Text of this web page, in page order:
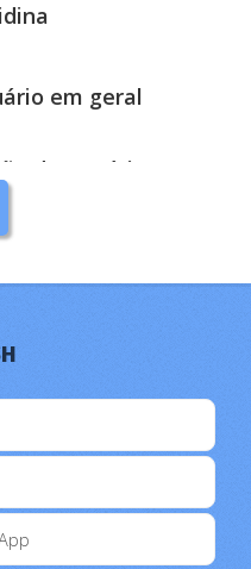
em geral
de Aquários Doce